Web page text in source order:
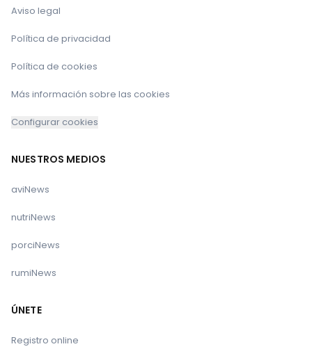
Aviso legal
Política de privacidad
Política de cookies
Más información sobre las cookies
Configurar cookies
NUESTROS MEDIOS
aviNews
nutriNews
porciNews
rumiNews
ÚNETE
Registro online